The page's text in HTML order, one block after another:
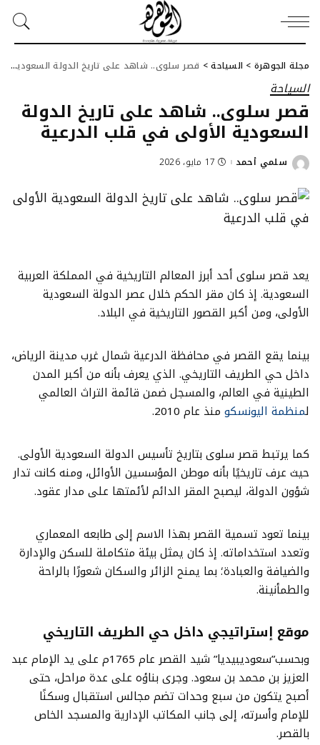
مجلة الجوهرة > السياحة> قصر سلوى.. شاهد على تاريخ الدولة السعودية الأولى في قلب الدرعية
السياحة
قصر سلوى.. شاهد على تاريخ الدولة
السعودية الأولى في قلب الدرعية
Posted
سلمي أحمد 17 مايو، 2026
يعد قصر سلوى أحد أبرز المعالم التاريخية في المملكة العربية
السعودية. إذ كان مقر الحكم خلال عصر الدولة السعودية
الأولى، ومن أكبر القصور التاريخية في البلاد.
بينما يقع القصر في محافظة الدرعية شمال غرب مدينة الرياض،
داخل حي الطريف التاريخي. الذي يعرف بأنه من أكبر المدن
الطينية في العالم، والمسجل ضمن قائمة التراث العالمي
لمنظمة اليونسكو منذ عام 2010.
كما يرتبط قصر سلوى بتاريخ تأسيس الدولة السعودية الأولى.
حيث عرف تاريخيًا بأنه موطن المؤسسين الأوائل، ومنه كانت تدار
شؤون الدولة، ليصبح المقر الدائم لأئمتها على مدار عقود.
بينما تعود تسمية القصر بهذا الاسم إلى طابعه المعماري
وتعدد استخداماته. إذ كان يمثل بيئة متكاملة للسكن والإدارة
والضيافة والعبادة؛ بما يمنح الزائر والسكان شعورًا بالراحة
والطمأنينة.
موقع إستراتيجي داخل حي الطريف التاريخي
وبحسب”سعوديبيديا” شيد القصر عام 1765م على يد الإمام عبد
العزيز بن محمد بن سعود. وجرى بناؤه على عدة مراحل، حتى
أصبح يتكون من سبع وحدات تضم مجالس استقبال وسكنًا
للإمام وأسرته، إلى جانب المكاتب الإدارية والمسجد الخاص
بالقصر.